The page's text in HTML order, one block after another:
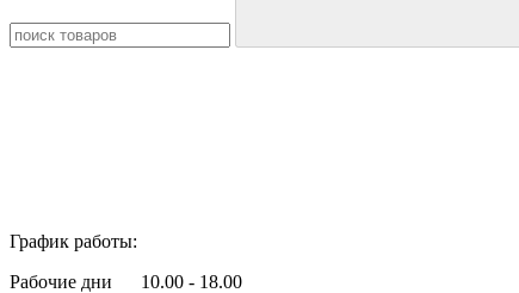
График работы:
Рабочие дни 10.00 - 18.00